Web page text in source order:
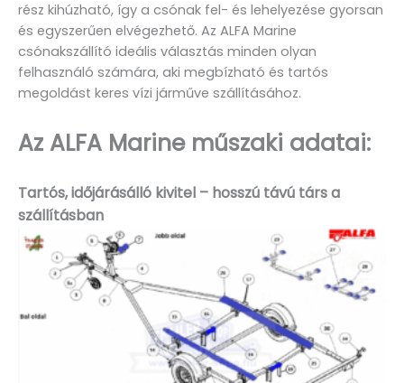
rész kihúzható, így a csónak fel- és lehelyezése gyorsan
és egyszerűen elvégezhető. Az ALFA Marine
csónakszállító ideális választás minden olyan
felhasználó számára, aki megbízható és tartós
megoldást keres vízi járműve szállításához.
Az ALFA Marine műszaki adatai:
Tartós, időjárásálló kivitel – hosszú távú társ a
szállításban